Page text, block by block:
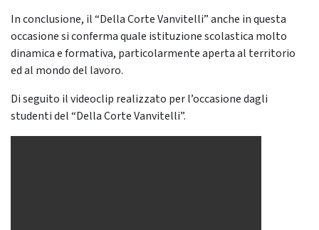
In conclusione, il “Della Corte Vanvitelli” anche in questa
occasione si conferma quale istituzione scolastica molto
dinamica e formativa, particolarmente aperta al territorio
ed al mondo del lavoro.
Di seguito il videoclip realizzato per l’occasione dagli
studenti del “Della Corte Vanvitelli”.